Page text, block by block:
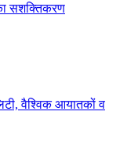
सशक्तिकरण
वैश्विक आयातकों व